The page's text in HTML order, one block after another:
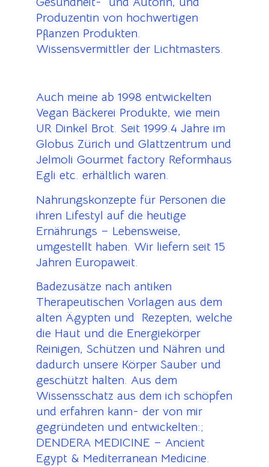
Produzentin von hochwertigen
Pflanzen Produkten.
Wissensvermittler der Lichtmasters.
Auch meine ab 1998 entwickelten
Vegan Bäckerei Produkte, wie mein
UR Dinkel Brot. Seit 1999.4 Jahre im
Globus Zürich und Glattzentrum und
Jelmoli Gourmet factory Reformhaus
Egli etc. erhältlich waren.
Nahrungskonzepte für Personen die
ihren Lifestyl auf die heutige
Ernährungs – Lebensweise,
umgestellt haben. Wir liefern seit 15
Jahren Europaweit.
Badezusätze nach antiken
Therapeutischen Vorlagen aus dem
alten Ägypten und Rezepten, welche
die Haut und die Energiekörper
Reinigen, Schützen und Nähren und
dadurch unsere Körper Sauber und
geschützt halten. Aus dem
Wissensschatz aus dem ich schöpfen
und erfahren kann- der von mir
gegründeten und entwickelten:;
DENDERA MEDICINE – Ancient
Egypt & Mediterranean Medicine.